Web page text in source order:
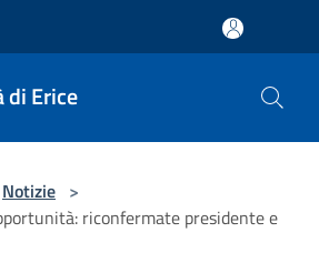
di Erice
Notizie >
riconfermate presidente e